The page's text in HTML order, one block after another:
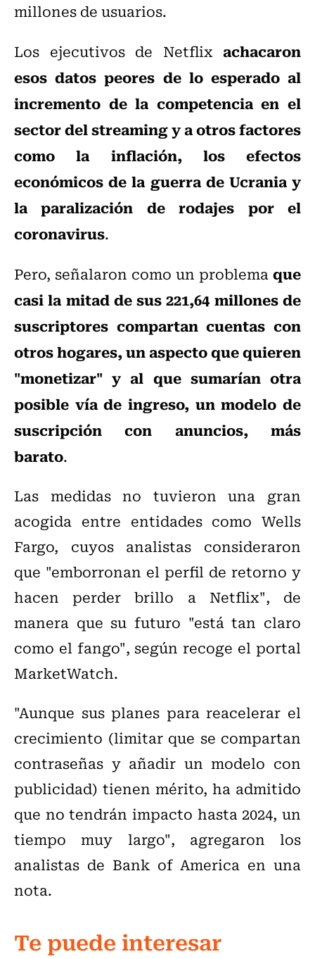
millones de usuarios.
Los ejecutivos de Netflix achacaron
esos datos peores de lo esperado al
incremento de la competencia en el
sector del streaming y a otros factores
como la inflación, los efectos
económicos de la guerra de Ucrania y
la paralización de rodajes por el
coronavirus.
Pero, señalaron como un problemaque
casi la mitad de sus 221,64 millones de
suscriptores compartan cuentas con
otros hogares, un aspecto que quieren
"monetizar" y al que sumarían otra
posible vía de ingreso, un modelo de
suscripción con anuncios, más
barato.
Las medidas no tuvieron una gran
acogida entre entidades como Wells
Fargo, cuyos analistas consideraron
que "emborronan el perfil de retorno y
hacen perder brillo a Netflix", de
manera que su futuro "está tan claro
como el fango", según recoge el portal
MarketWatch.
"Aunque sus planes para reacelerar el
crecimiento (limitar que se compartan
contraseñas y añadir un modelo con
publicidad) tienen mérito, ha admitido
que no tendrán impacto hasta 2024, un
tiempo muy largo", agregaron los
analistas de Bank of America en una
nota.
Te puede interesar